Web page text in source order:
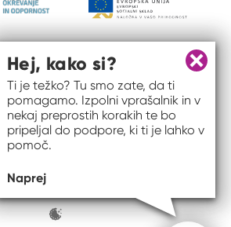
ISSN spletišča: 2820-5960
Zapri
Hej, kako si?
Ti je težko? Tu smo zate, da ti
pomagamo. Izpolni vprašalnik in v
nekaj preprostih korakih te bo
pripeljal do podpore, ki ti je lahko v
pomoč.
Naprej